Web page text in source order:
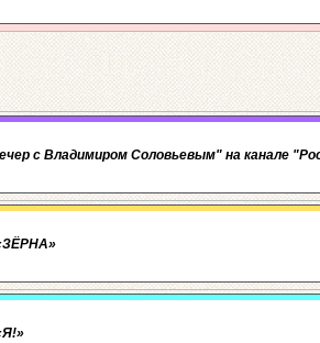
с Владимиром Соловьевым" на канале